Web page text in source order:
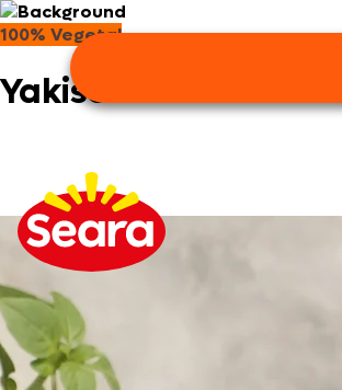
100% Vegetal
Yakisoba Plant